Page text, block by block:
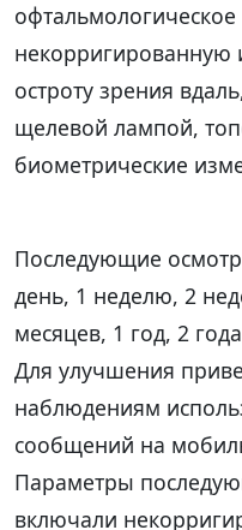
некорригированную
остроту зрения
щелевой лампой,
биометрические
Последующие
день, 1 неделю, 2
месяцев, 1 год, 2
Для улучшения
наблюдениям
сообщений на
Параметры
включали